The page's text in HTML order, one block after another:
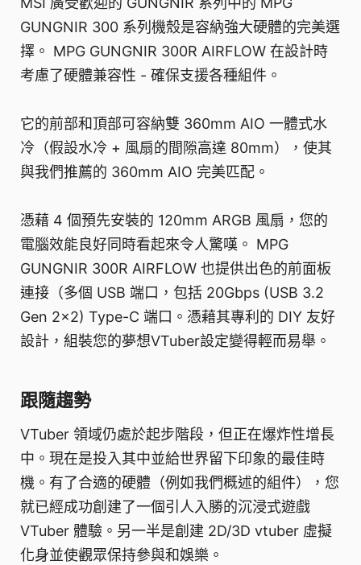
GUNGNIR 300 系列機殼是容納強大硬體的完美選
擇。 MPG GUNGNIR 300R AIRFLOW 在設計時
考慮了硬體兼容性 - 確保支援各種組件。
它的前部和頂部可容納雙 360mm AIO 一體式水
冷（假設水冷 + 風扇的間隙高達 80mm），使其
與我們推薦的 360mm AIO 完美匹配。
憑藉 4 個預先安裝的 120mm ARGB 風扇，您的
電腦效能良好同時看起來令人驚嘆。 MPG
GUNGNIR 300R AIRFLOW 也提供出色的前面板
連接（多個 USB 端口，包括 20Gbps (USB 3.2
Gen 2x2) Type-C 端口。憑藉其專利的 DIY 友好
設計，組裝您的夢想VTuber設定變得輕而易舉。
跟隨趨勢
VTuber 領域仍處於起步階段，但正在爆炸性增長
中。現在是投入其中並給世界留下印象的最佳時
機。有了合適的硬體（例如我們概述的組件），您
就已經成功創建了一個引人入勝的沉浸式遊戲
VTuber 體驗。另一半是創建 2D/3D vtuber 虛擬
化身並使觀眾保持參與和娛樂。